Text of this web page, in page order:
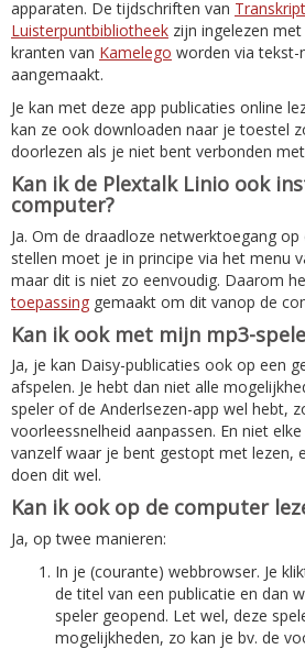
apparaten. De tijdschriften van Transkript
Luisterpuntbibliotheek zijn ingelezen
kranten van Kamelego worden via
aangemaakt.
Je kan met deze app publicaties online
kan ze ook downloaden naar je toestel
doorlezen als je niet bent verbonden
Kan ik de Plextalk Linio ook
computer?
Ja. Om de draadloze netwerktoegang
stellen moet je in principe via het menu
maar dit is niet zo eenvoudig. Daarom
toepassing gemaakt om dit vanop de
Kan ik ook met mijn mp3-
Ja, je kan Daisy-publicaties ook op een
afspelen. Je hebt dan niet alle
speler of de Anderlsezen-app wel hebt,
voorleessnelheid aanpassen. En niet
vanzelf waar je bent gestopt met lezen,
doen dit wel.
Kan ik ook op de computer
Ja, op twee manieren:
In je (courante) webbrowser. Je
de titel van een publicatie en dan
speler geopend. Let wel, deze
mogelijkheden, zo kan je bv. de